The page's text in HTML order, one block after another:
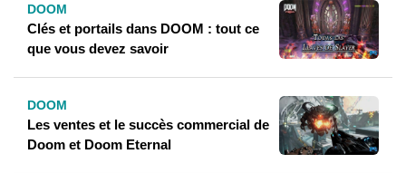
DOOM
Clés et portails dans DOOM : tout ce
que vous devez savoir
DOOM
Les ventes et le succès commercial de
Doom et Doom Eternal